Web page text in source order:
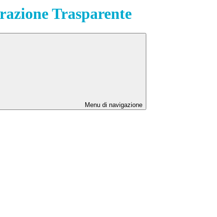
Trasparente
Menu di navigazione